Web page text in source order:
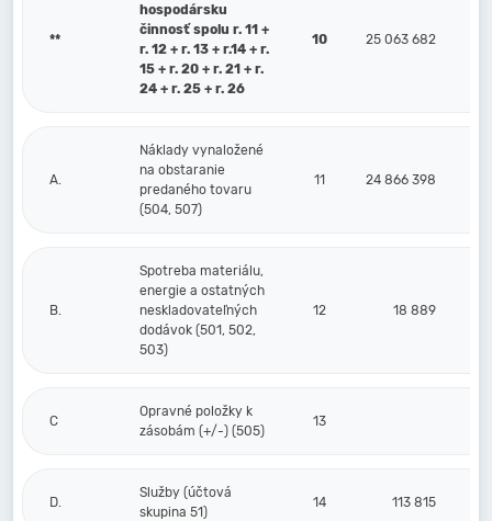
**
hospodársku
činnosť spolu r. 11 +
r. 12 + r. 13 + r.14 + r.
15 + r. 20 + r. 21 + r.
24 + r. 25 + r. 26
10 25 063 682
A.
Náklady vynaložené
na obstaranie
predaného tovaru
(504, 507)
11 24 866 398
B.
Spotreba materiálu,
energie a ostatných
neskladovateľných
dodávok (501, 502,
503)
12 18 889
C
Opravné položky k
zásobám (+/-) (505)
13
D.
Služby (účtová
skupina 51)
14 113 815